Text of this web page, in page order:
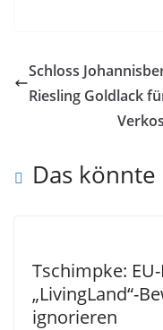
Schloss
Riesling Goldlack
Das
Tschimpke:
„LivingLand“-
ignorieren